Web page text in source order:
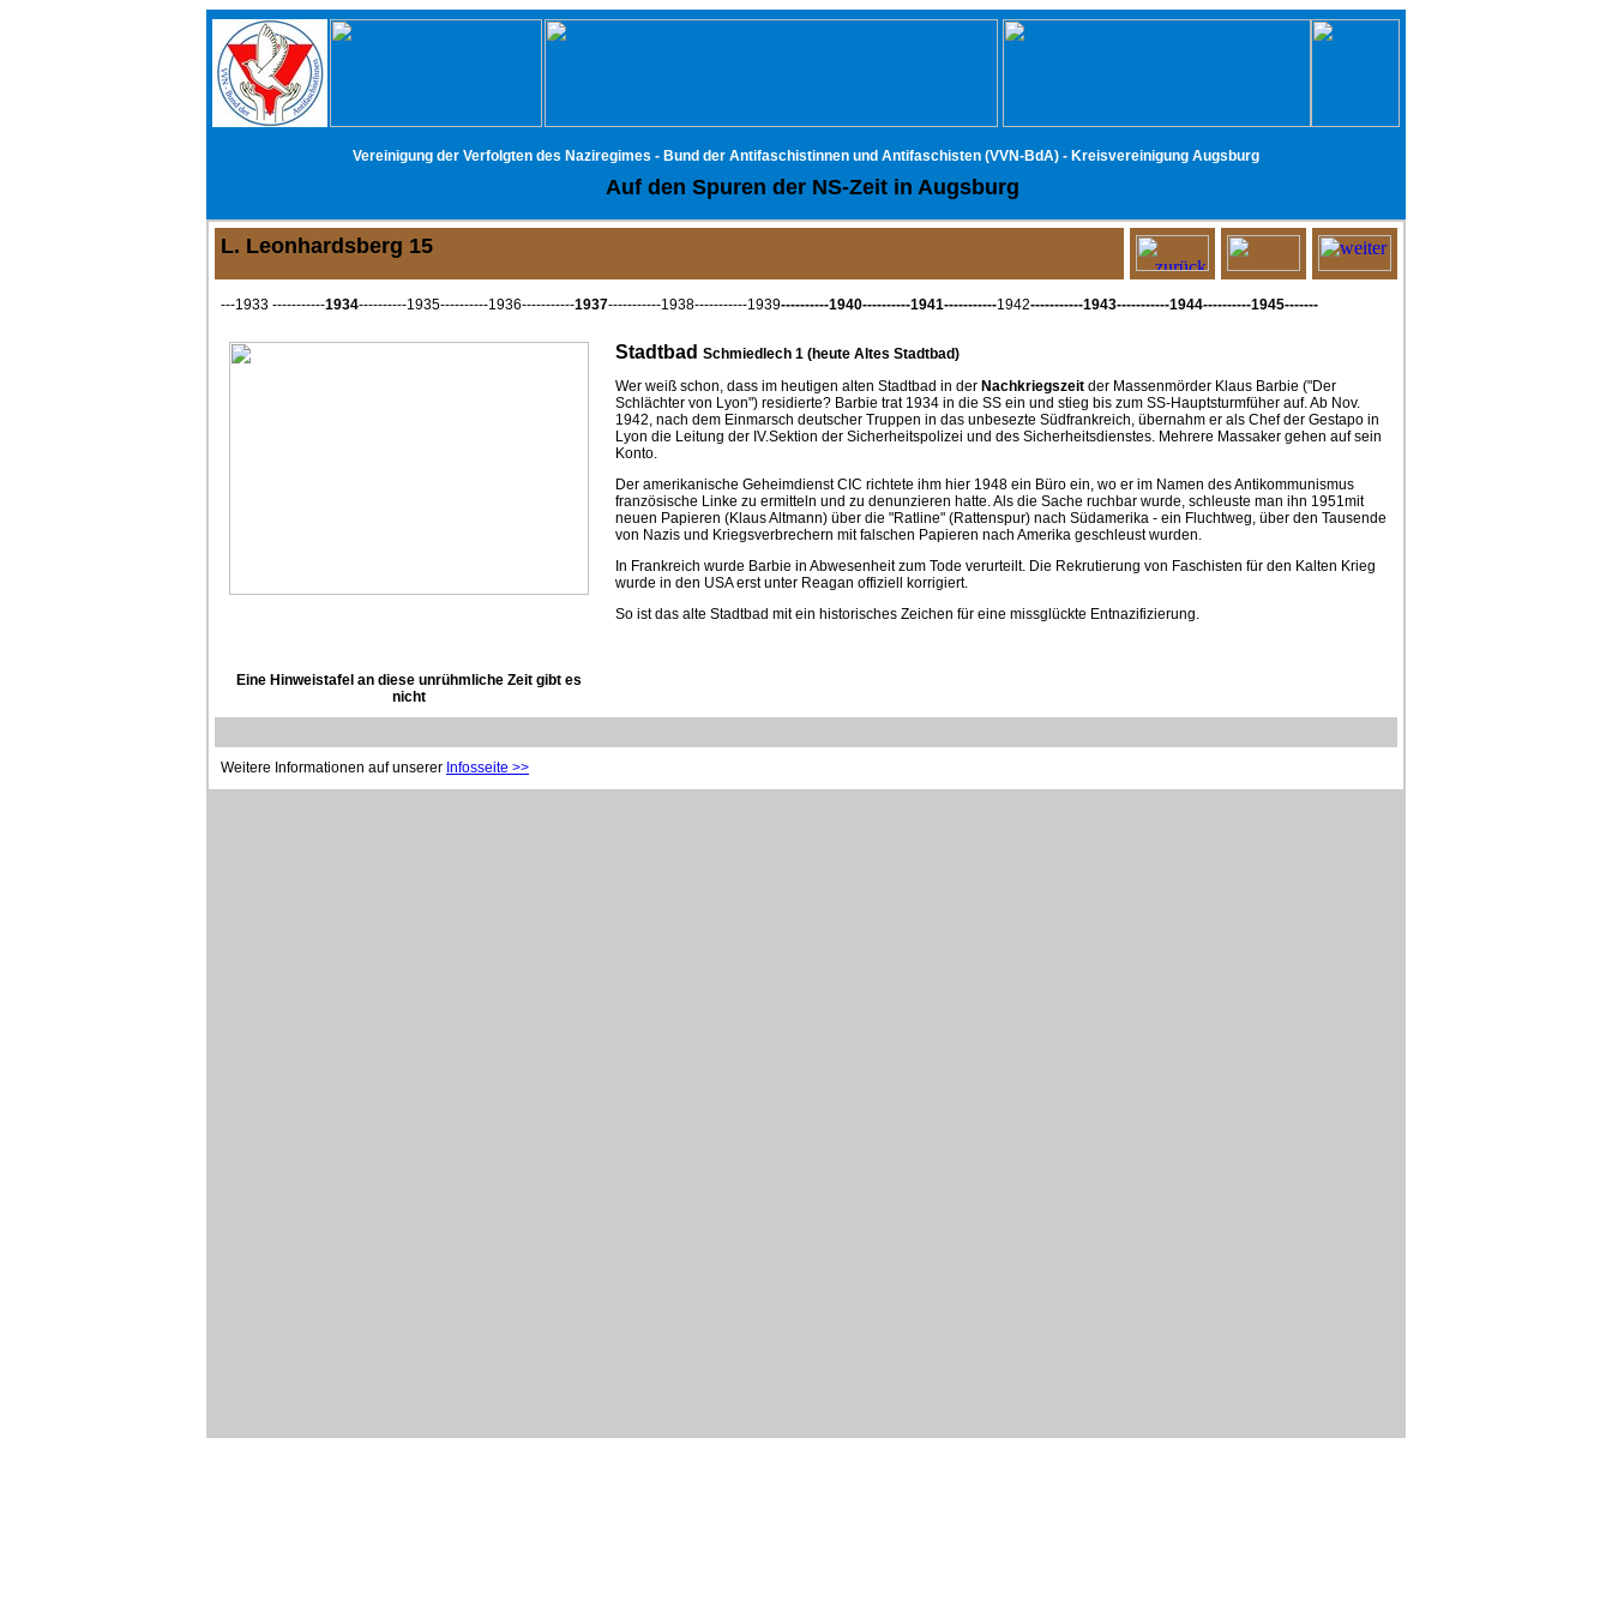
Vereinigung der Verfolgten des Naziregimes - Bund der Antifaschistinnen und Antifaschisten (VVN-BdA) - Kreisvereinigung Augsburg
Auf den Spuren der NS-Zeit in Augsburg
L. Leonhardsberg 15
---1933 -----------1934----------1935----------1936-----------1937-----------1938-----------1939----------1940----------1941-----------1942-----------1943-----------1944----------1945-------
Stadtbad Schmiedlech 1 (heute Altes Stadtbad)
Wer weiß schon, dass im heutigen alten Stadtbad in der Nachkriegszeit der Massenmörder Klaus Barbie ("Der
Schlächter von Lyon") residierte? Barbie trat 1934 in die SS ein und stieg bis zum SS-Hauptsturmfüher auf. Ab Nov.
1942, nach dem Einmarsch deutscher Truppen in das unbesezte Südfrankreich, übernahm er als Chef der Gestapo in
Lyon die Leitung der IV.Sektion der Sicherheitspolizei und des Sicherheitsdienstes. Mehrere Massaker gehen auf sein
Konto.
Der amerikanische Geheimdienst CIC richtete ihm hier 1948 ein Büro ein, wo er im Namen des Antikommunismus
französische Linke zu ermitteln und zu denunzieren hatte. Als die Sache ruchbar wurde, schleuste man ihn 1951mit
neuen Papieren (Klaus Altmann) über die "Ratline" (Rattenspur) nach Südamerika - ein Fluchtweg, über den Tausende
von Nazis und Kriegsverbrechern mit falschen Papieren nach Amerika geschleust wurden.
In Frankreich wurde Barbie in Abwesenheit zum Tode verurteilt. Die Rekrutierung von Faschisten für den Kalten Krieg
wurde in den USA erst unter Reagan offiziell korrigiert.
So ist das alte Stadtbad mit ein historisches Zeichen für eine missglückte Entnazifizierung.
Eine Hinweistafel an diese unrühmliche Zeit gibt es
nicht
Weitere Informationen auf unserer Infosseite >>